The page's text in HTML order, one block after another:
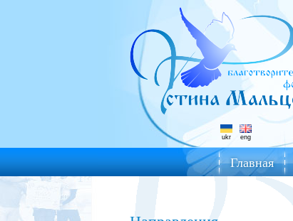
ukr eng
Главная